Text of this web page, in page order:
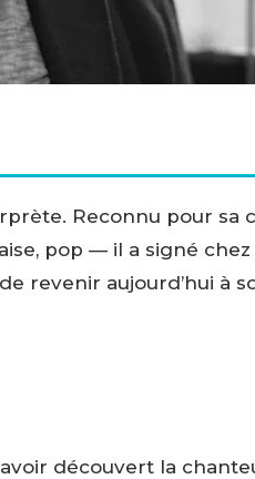
Reconnu pour sa
pop — il a signé
revenir aujourd’hui à
découvert la